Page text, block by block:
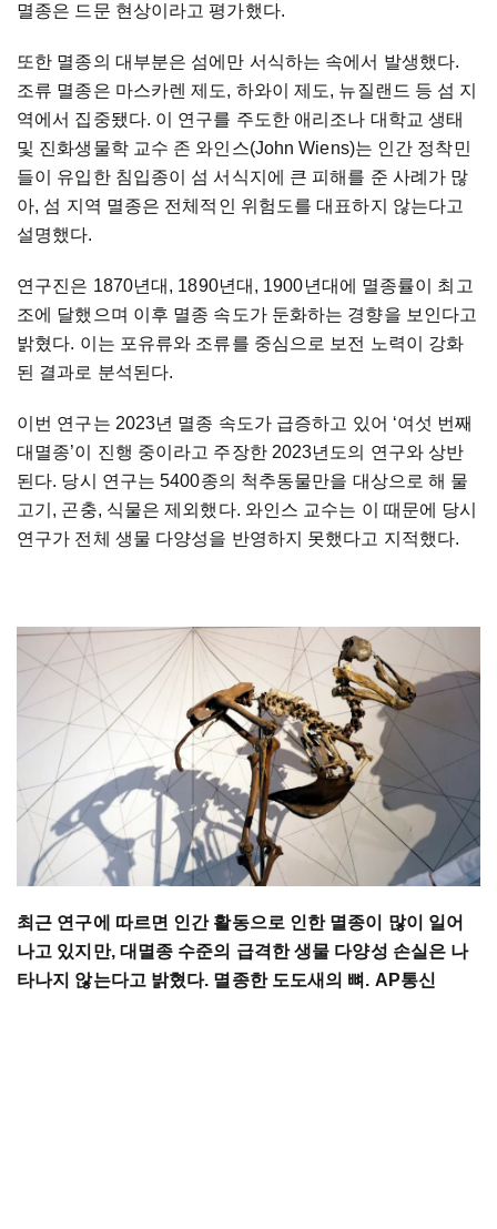
멸종은 드문 현상이라고 평가했다.
또한 멸종의 대부분은 섬에만 서식하는 속에서 발생했다.
조류 멸종은 마스카렌 제도, 하와이 제도, 뉴질랜드 등 섬 지
역에서 집중됐다. 이 연구를 주도한 애리조나 대학교 생태
및 진화생물학 교수 존 와인스(John Wiens)는 인간 정착민
들이 유입한 침입종이 섬 서식지에 큰 피해를 준 사례가 많
아, 섬 지역 멸종은 전체적인 위험도를 대표하지 않는다고
설명했다.
연구진은 1870년대, 1890년대, 1900년대에 멸종률이 최고
조에 달했으며 이후 멸종 속도가 둔화하는 경향을 보인다고
밝혔다. 이는 포유류와 조류를 중심으로 보전 노력이 강화
된 결과로 분석된다.
이번 연구는 2023년 멸종 속도가 급증하고 있어 ‘여섯 번째
대멸종’이 진행 중이라고 주장한 2023년도의 연구와 상반
된다. 당시 연구는 5400종의 척추동물만을 대상으로 해 물
고기, 곤충, 식물은 제외했다. 와인스 교수는 이 때문에 당시
연구가 전체 생물 다양성을 반영하지 못했다고 지적했다.
최근 연구에 따르면 인간 활동으로 인한 멸종이 많이 일어
나고 있지만, 대멸종 수준의 급격한 생물 다양성 손실은 나
타나지 않는다고 밝혔다. 멸종한 도도새의 뼈. AP통신